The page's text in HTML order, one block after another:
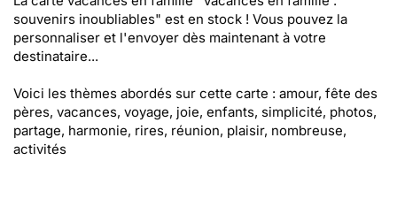
souvenirs inoubliables" est en stock ! Vous pouvez la
personnaliser et l'envoyer dès maintenant à votre
destinataire...
Voici les thèmes abordés sur cette carte : amour, fête des
pères, vacances, voyage, joie, enfants, simplicité, photos,
partage, harmonie, rires, réunion, plaisir, nombreuse,
activités